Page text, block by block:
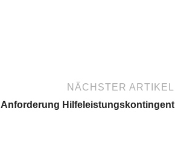
NÄCHSTER ARTIKEL
Anforderung Hilfeleistungskontingent